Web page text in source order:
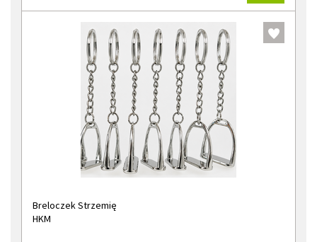
Breloczek Strzemię
HKM